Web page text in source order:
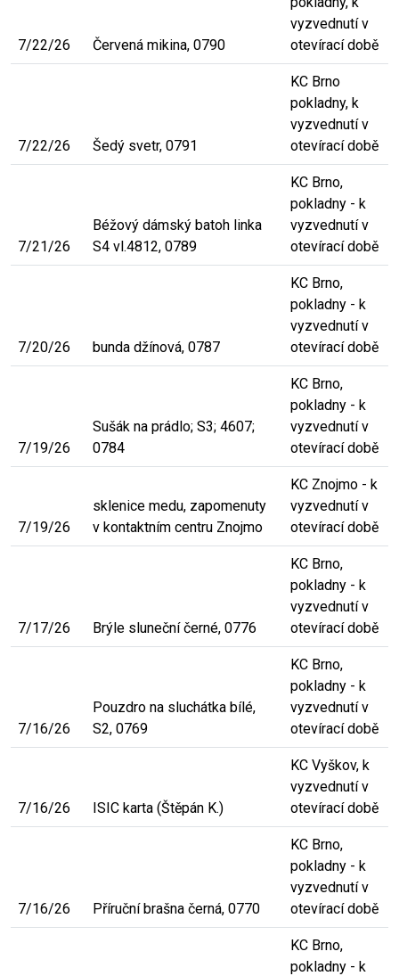
7/22/26 Červená mikina, 0790
vyzvednutí v
otevírací době
7/22/26 Šedý svetr, 0791
KC Brno
pokladny, k
vyzvednutí v
otevírací době
7/21/26
Béžový dámský batoh linka
S4 vl.4812, 0789
KC Brno,
pokladny - k
vyzvednutí v
otevírací době
7/20/26 bunda džínová, 0787
KC Brno,
pokladny - k
vyzvednutí v
otevírací době
7/19/26
Sušák na prádlo; S3; 4607;
0784
KC Brno,
pokladny - k
vyzvednutí v
otevírací době
7/19/26
sklenice medu, zapomenuty
v kontaktním centru Znojmo
KC Znojmo - k
vyzvednutí v
otevírací době
7/17/26 Brýle sluneční černé, 0776
KC Brno,
pokladny - k
vyzvednutí v
otevírací době
7/16/26
Pouzdro na sluchátka bílé,
S2, 0769
KC Brno,
pokladny - k
vyzvednutí v
otevírací době
7/16/26 ISIC karta (Štěpán K.)
KC Vyškov, k
vyzvednutí v
otevírací době
7/16/26 Příruční brašna černá, 0770
KC Brno,
pokladny - k
vyzvednutí v
otevírací době
KC Brno,
pokladny - k